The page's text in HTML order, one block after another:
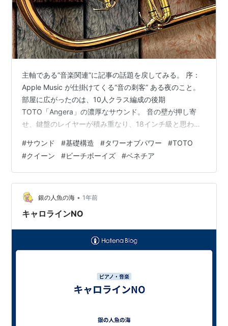
主軸である”音楽関連”に記事の話題を戻してみる。 序：
Apple Music が仕掛けてくる“音の刺客” ある夜のこと。
部屋に広がったのは、10人クラス編成の後期
TOTO「Angera」の濃厚なサウンド。 音の壁が押し寄
せ、鍵盤のレイヤーが積み重なり、18インチ級と思われ
Appleは畳みかけるように Tower of Power「You’re Still
a Young Man (Edit)」 を放り込んでくる。 ・・・この瞬
間、音楽脳が迷宮入りした。 なぜかというと、タワパ
（タワー・オブ・パワー：以下タワパ）のこの曲は “ある
一点” をき…
#サウンド #基礎構造 #タワーオブパワー #TOTO
#クイーン #ビーチボーイズ #ベネチア
銀の人魚の海 • 1年前
キャロラインNO